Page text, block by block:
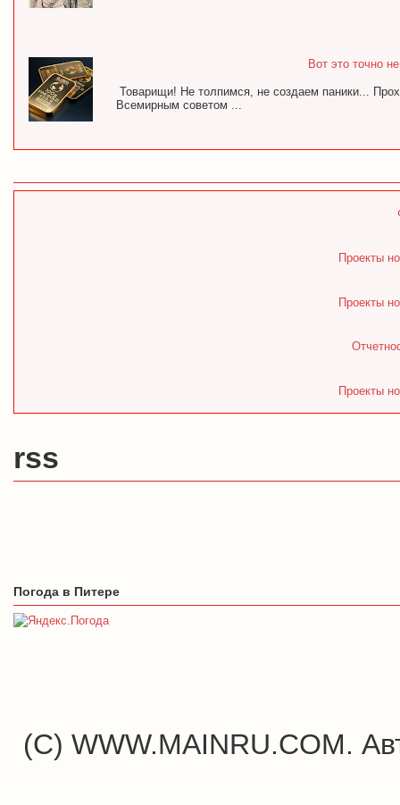
Вот это точно
Товарищи! Не толпимся, не создаем паники...
Всемирным советом ...
Проекты
Проекты
Проекты
rss
Погода в Питере
(C) WWW.MAINRU.COM.